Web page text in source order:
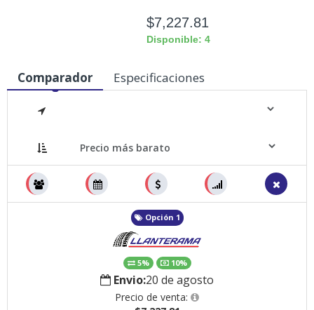
$7,227.81
Disponible: 4
Comparador Especificaciones
Opción 1
5% 10%
Envio:20 de agosto
Precio de venta: